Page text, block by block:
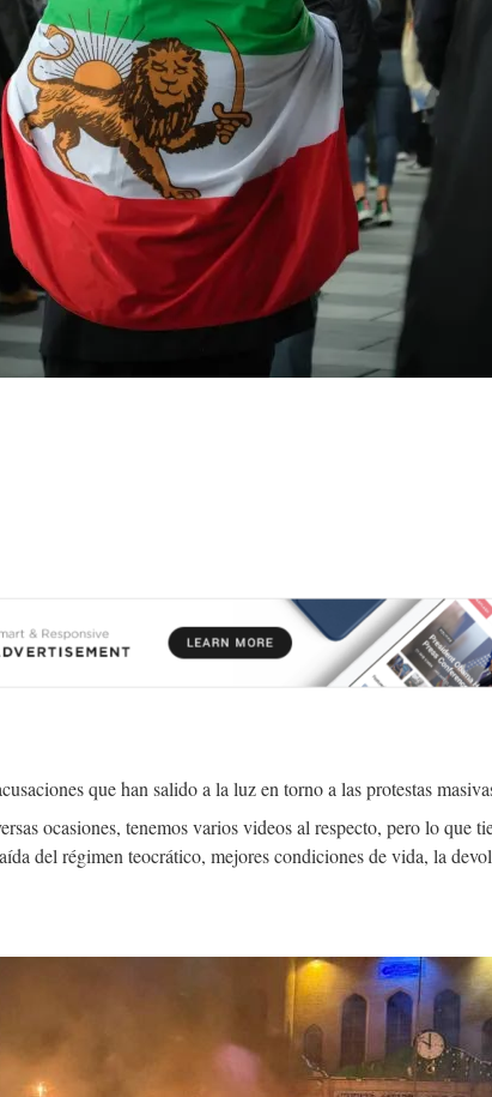
que han salido a la luz en torno a las protestas
ocasiones, tenemos varios videos al respecto, pero lo que
del régimen teocrático, mejores condiciones de vida, la